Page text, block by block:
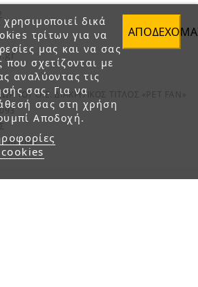
δικά
τρίτων για να
μας και να σας
που σχετίζονται με
αναλύοντας τις
σας. Για να
σας στη χρήση
Αποδοχή.
Ο.Ε. ΔΙΑΚΡΙΤΙΚΟΣ ΤΙΤΛΟΣ «PET FAN»